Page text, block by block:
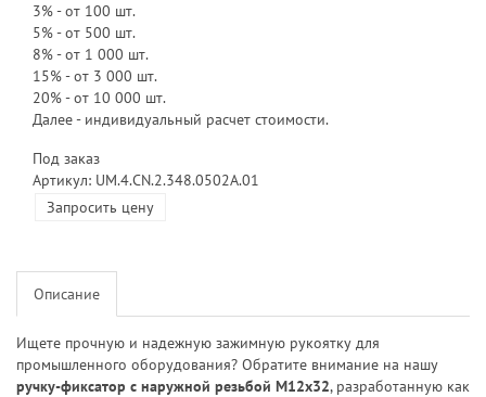
3% - от 100 шт.
5% - от 500 шт.
8% - от 1 000 шт.
15% - от 3 000 шт.
20% - от 10 000 шт.
Далее - индивидуальный расчет стоимости.
Под заказ
Артикул: UM.4.CN.2.348.0502A.01
Запросить цену
Описание
Ищете прочную и надежную зажимную рукоятку для
промышленного оборудования? Обратите внимание на нашу
ручку-фиксатор с наружной резьбой M12x32, разработанную как